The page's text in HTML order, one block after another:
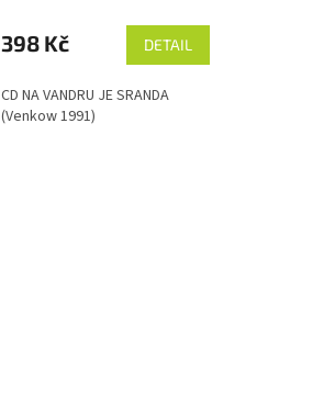
398 Kč DETAIL
CD NA VANDRU JE SRANDA
(Venkow 1991)